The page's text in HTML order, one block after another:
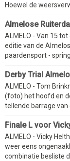
Hoewel de
Almelose
ALMELO - Van 15
editie van de
paardensport -
Derby Trial
ALMELO - Tom
(foto) het hoofd en
tellende barrage van
Finale L voor
ALMELO - Vicky
weer eens
combinatie besliste